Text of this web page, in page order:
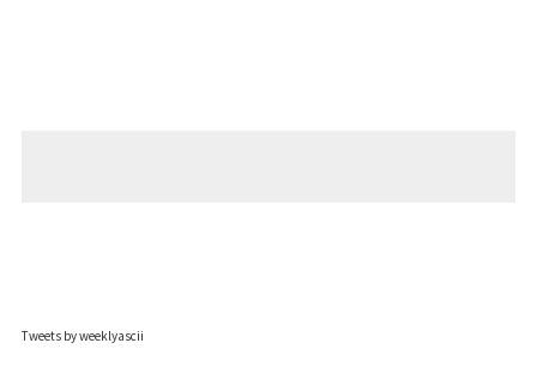
Tweets by weeklyascii